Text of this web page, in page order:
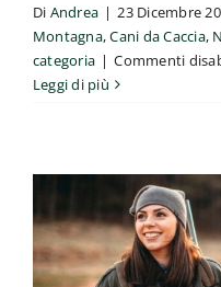
Di Andrea | 23 Dicembre
Montagna,Cani da Caccia,
categoria | Commenti
Leggi di più
Africa Armi Asia
Anatidi Caccia al
Cinghiale Caccia al
Caccia al Tartufo
Nord
Approfondimenti sulla
di Caccia Scozia